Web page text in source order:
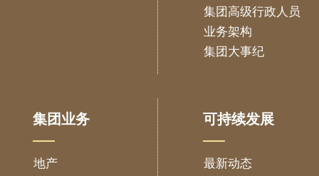
集团高级行政人员
业务架构
集团大事纪
集团业务
地产
可持续发展
最新动态